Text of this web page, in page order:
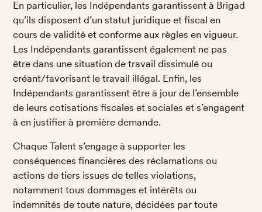
En particulier, les Indépendants garantissent à Brigad
qu’ils disposent d’un statut juridique et fiscal en
cours de validité et conforme aux règles en vigueur.
Les Indépendants garantissent également ne pas
être dans une situation de travail dissimulé ou
créant/favorisant le travail illégal. Enfin, les
Indépendants garantissent être à jour de l’ensemble
de leurs cotisations fiscales et sociales et s’engagent
à en justifier à première demande.
Chaque Talent s’engage à supporter les
conséquences financières des réclamations ou
actions de tiers issues de telles violations,
notamment tous dommages et intérêts ou
indemnités de toute nature, décidées par toute